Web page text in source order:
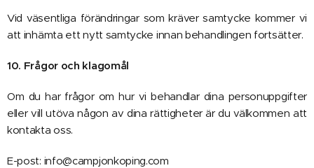
Vid väsentliga förändringar som kräver samtycke kommer vi
att inhämta ett nytt samtycke innan behandlingen fortsätter.
10. Frågor och klagomål
Om du har frågor om hur vi behandlar dina personuppgifter
eller vill utöva någon av dina rättigheter är du välkommen att
kontakta oss.
E-post: info@campjonkoping.com